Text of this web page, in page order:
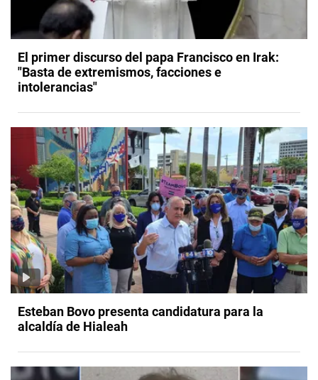
El primer discurso del papa Francisco en Irak:
"Basta de extremismos, facciones e
intolerancias"
Esteban Bovo presenta candidatura para la
alcaldía de Hialeah